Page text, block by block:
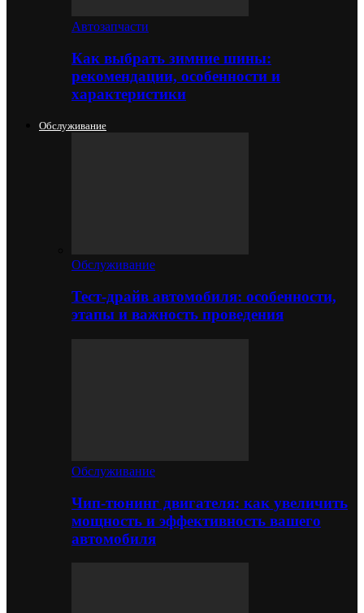
Автозапчасти
Как выбрать зимние шины:
рекомендации, особенности и
характеристики
Обслуживание
Обслуживание
Тест-драйв автомобиля: особенности,
этапы и важность проведения
Обслуживание
Чип-тюнинг двигателя: как увеличить
мощность и эффективность вашего
автомобиля